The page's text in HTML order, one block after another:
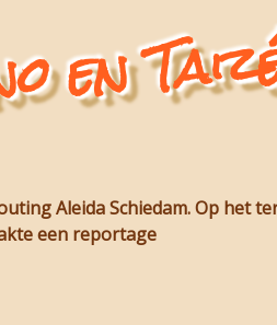
en
Aleida Schiedam. Op het
een reportage